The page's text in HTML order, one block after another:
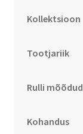
Kollektsioon
Tootjariik
Rulli mõõdud
Kohandus